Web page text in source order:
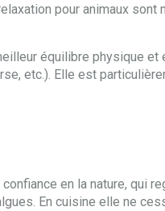
pour animaux sont
équilibre physique
etc.). Elle est
en la nature, qui
En cuisine elle ne